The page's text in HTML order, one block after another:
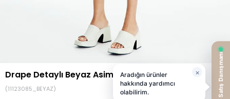
Drape Detaylı Beyaz Asimetrik Gömlek
(11123085_BEYAZ)